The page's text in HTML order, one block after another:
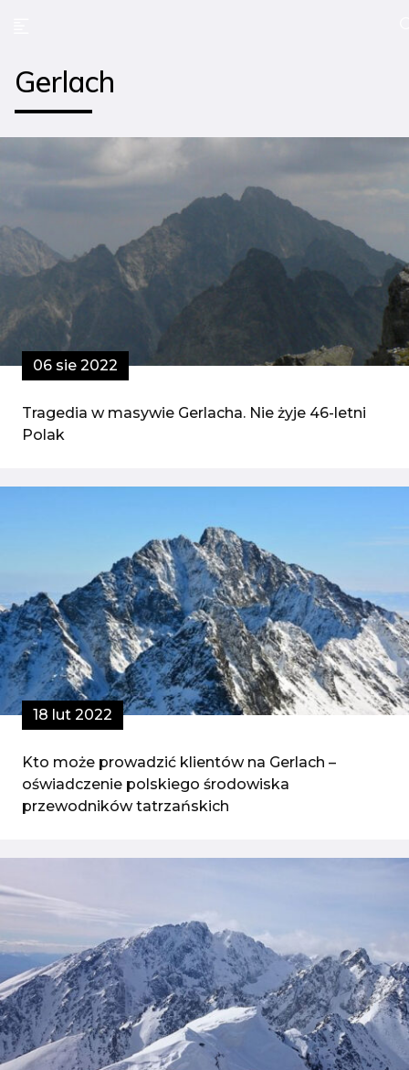
Gerlach
06 sie 2022
Tragedia w masywie Gerlacha. Nie żyje 46-letni
Polak
18 lut 2022
Kto może prowadzić klientów na Gerlach –
oświadczenie polskiego środowiska
przewodników tatrzańskich